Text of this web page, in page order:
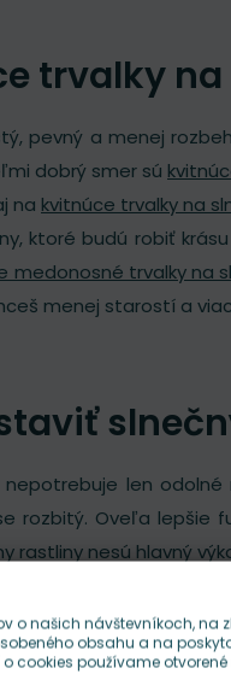
trvalky
pevný a menej
dobrý smer sú
na kvitnúce trvalky na
ktoré budú robiť
medonosné trvalky na
menej starostí a
nepotrebuje len
rozbitý. Oveľa lepšie
rastliny nesú hlavný
slnku najviac vidno, či
kategóriu aj snízkymi
o našich návštevníkoch, na
obsahu a na
cookies používame